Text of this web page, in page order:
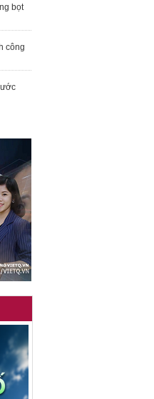
bọt
công